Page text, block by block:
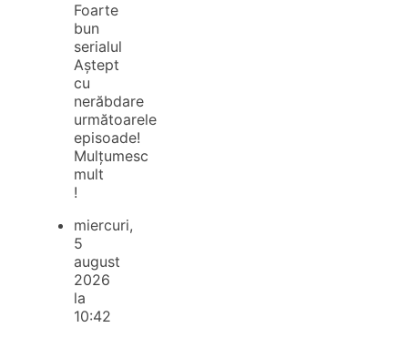
Foarte
bun
serialul
Aștept
cu
nerăbdare
următoarele
episoade!
Mulțumesc
mult
!
miercuri,
5
august
2026
la
10:42